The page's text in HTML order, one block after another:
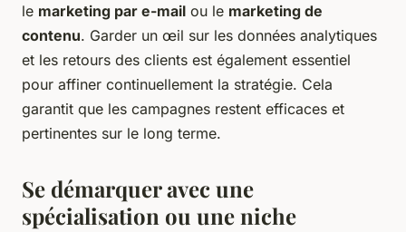
le marketing par e-mail ou le marketing de
contenu. Garder un œil sur les données analytiques
et les retours des clients est également essentiel
pour affiner continuellement la stratégie. Cela
garantit que les campagnes restent efficaces et
pertinentes sur le long terme.
Se démarquer avec une
spécialisation ou une niche